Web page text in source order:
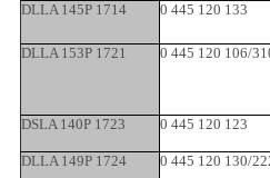
DLLA 145P 1714 0 445 120 133
DLLA 153P 1721 0 445 120 106/
DSLA 140P 1723 0 445 120 123
DLLA 149P 1724 0 445 120 130/